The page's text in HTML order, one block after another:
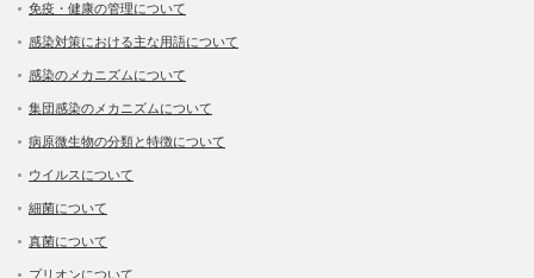
免疫・健康の管理について
感染対策における主な用語について
感染のメカニズムについて
集団感染のメカニズムについて
病原微生物の分類と特徴について
ウイルスについて
細菌について
真菌について
プリオンについて